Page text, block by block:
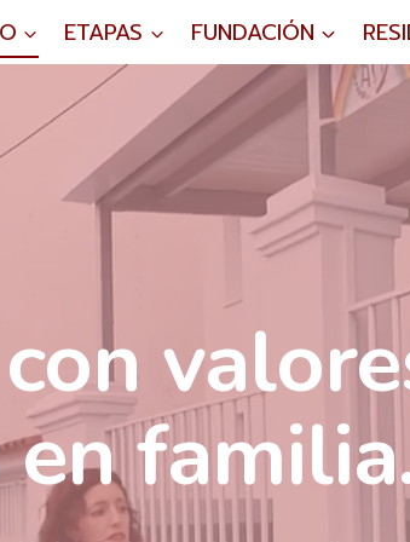
ETAPAS FUNDACIÓN